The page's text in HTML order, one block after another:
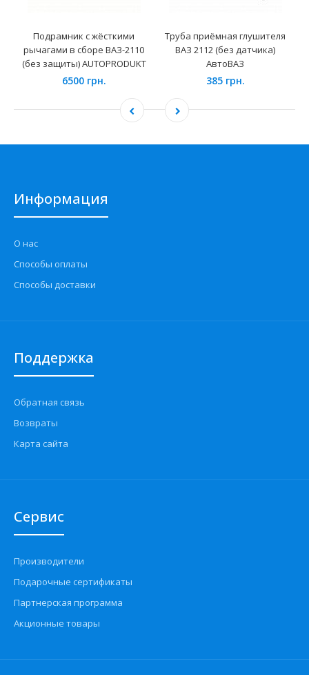
Подрамник с жёсткими
рычагами в сборе ВАЗ-2110
(без защиты) AUTOPRODUKT
6500 грн.
Труба приёмная глушителя
ВАЗ 2112 (без датчика)
АвтоВАЗ
385 грн.
Информация
О нас
Способы оплаты
Способы доставки
Поддержка
Обратная связь
Возвраты
Карта сайта
Сервис
Производители
Подарочные сертификаты
Партнерская программа
Акционные товары